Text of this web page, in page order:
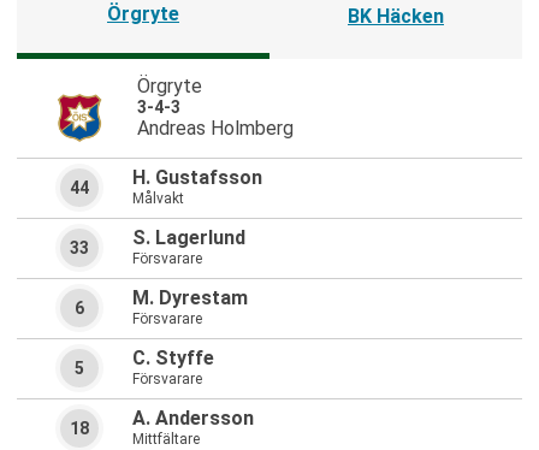
Örgryte BK Häcken
Örgryte
3-4-3
Andreas Holmberg
H. Gustafsson
Målvakt
44
S. Lagerlund
Försvarare
33
M. Dyrestam
Försvarare
6
C. Styffe
Försvarare
5
A. Andersson
Mittfältare
18